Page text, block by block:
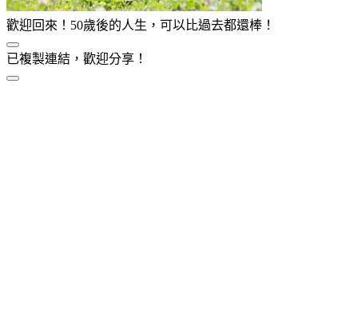
歡迎回來！50歲後的人生，可以比過去都還棒！
已複製連結，歡迎分享！